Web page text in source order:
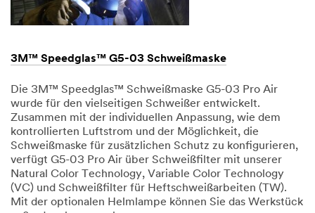
3M™ Speedglas™ G5-03 Schweißmaske
Die 3M™ Speedglas™ Schweißmaske G5-03 Pro Air
wurde für den vielseitigen Schweißer entwickelt.
Zusammen mit der individuellen Anpassung, wie dem
kontrollierten Luftstrom und der Möglichkeit, die
Schweißmaske für zusätzlichen Schutz zu konfigurieren,
verfügt G5-03 Pro Air über Schweißfilter mit unserer
Natural Color Technology, Variable Color Technology
(VC) und Schweißfilter für Heftschweißarbeiten (TW).
Mit der optionalen Helmlampe können Sie das Werkstück